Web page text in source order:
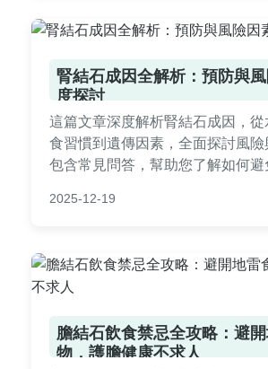
腎結石成因全解析：預防與
度探討
這篇文章深度解析腎結石成因，
食習慣到遺傳因素，全面探討風險
包含常見問答，幫助您了解如何避
讀。
2025-12-19
膽結石飲食禁忌全攻略：避
物，護膽健康不求人